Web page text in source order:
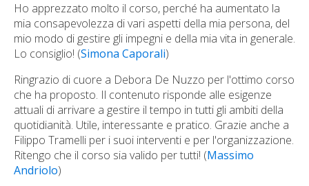
Ho apprezzato molto il corso, perché ha aumentato la
mia consapevolezza di vari aspetti della mia persona, del
mio modo di gestire gli impegni e della mia vita in generale.
Lo consiglio! (Simona Caporali)
Ringrazio di cuore a Debora De Nuzzo per l'ottimo corso
che ha proposto. Il contenuto risponde alle esigenze
attuali di arrivare a gestire il tempo in tutti gli ambiti della
quotidianità. Utile, interessante e pratico. Grazie anche a
Filippo Tramelli per i suoi interventi e per l'organizzazione.
Ritengo che il corso sia valido per tutti! (Massimo
Andriolo)